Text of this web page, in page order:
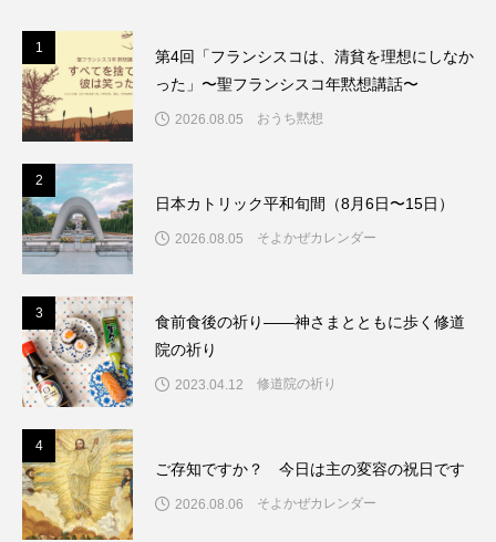
1
第4回「フランシスコは、清貧を理想にしなか
った」〜聖フランシスコ年黙想講話〜
2026.08.05 おうち黙想
2
日本カトリック平和旬間（8月6日〜15日）
2026.08.05 そよかぜカレンダー
3
食前食後の祈り――神さまとともに歩く修道
院の祈り
2023.04.12 修道院の祈り
4
ご存知ですか？ 今日は主の変容の祝日です
2026.08.06 そよかぜカレンダー